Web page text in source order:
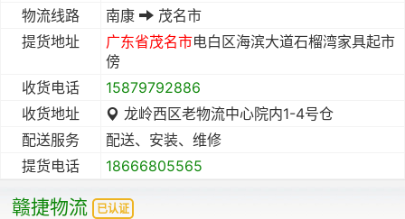
物流线路 南康
茂名市
提货地址
广东省茂名市电白区海滨大道石榴湾家具起市
傍
收货电话
15879792886
收货地址
龙岭西区老物流中心院内1-4号仓
配送服务
配送、安装、维修
提货电话
18666805565
赣捷物流 已认证